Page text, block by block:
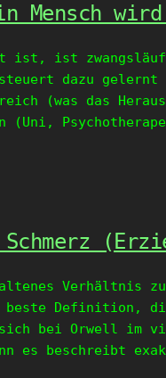
Mensch
ist, ist
dazu
(was das
(Uni,
Verhältnis
Definition,
bei Orwell im
es beschreibt